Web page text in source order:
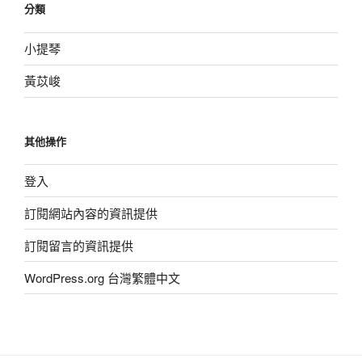
分類
小提琴
黃苡峻
其他操作
登入
訂閱網站內容的資訊提供
訂閱留言的資訊提供
WordPress.org 台灣繁體中文